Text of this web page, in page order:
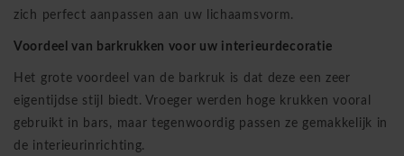
zich perfect aanpassen aan uw lichaamsvorm.
Voordeel van barkrukken voor uw interieurdecoratie
Het grote voordeel van de barkruk is dat deze een zeer
eigentijdse stijl biedt. Vroeger werden hoge krukken vooral
gebruikt in bars, maar tegenwoordig passen ze gemakkelijk in
de interieurinrichting.